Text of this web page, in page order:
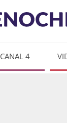
CANAL 4